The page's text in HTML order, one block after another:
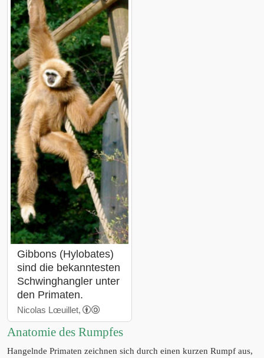
Gibbons (Hylobates)
sind die bekanntesten
Schwinghangler unter
den Primaten.
Nicolas Lœuillet,
Anatomie des Rumpfes
Hangelnde Primaten zeichnen sich durch einen kurzen Rumpf aus,